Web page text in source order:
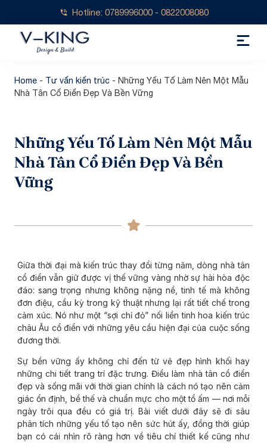
Hotline: 0789996000 - 0822008080
Home - Tư vấn kiến trúc - Những Yếu Tố Làm Nên Một Mẫu
Nhà Tân Cổ Điển Đẹp Và Bền Vững
Những Yếu Tố Làm Nên Một Mẫu
Nhà Tân Cổ Điển Đẹp Và Bền
Vững
Giữa thời đại mà kiến trúc thay đổi từng năm, dòng nhà tân
cổ điển vẫn giữ được vị thế vững vàng nhờ sự hài hòa độc
đáo: sang trọng nhưng không nặng nề, tinh tế mà không
đơn điệu, cầu kỳ trong kỹ thuật nhưng lại rất tiết chế trong
cảm xúc. Nó như một “sợi chỉ đỏ” nối liền tinh hoa kiến trúc
châu Âu cổ điển với những yêu cầu hiện đại của cuộc sống
đương thời.
Sự bền vững ấy không chỉ đến từ vẻ đẹp hình khối hay
những chi tiết trang trí đặc trưng. Điều làm nhà tân cổ điển
đẹp và sống mãi với thời gian chính là cách nó tạo nên cảm
giác ổn định, bề thế và chuẩn mực cho một tổ ấm — nơi mỗi
ngày trôi qua đều có giá trị. Bài viết dưới đây sẽ đi sâu
phân tích những yếu tố tạo nên sức hút ấy, đồng thời giúp
bạn có cái nhìn rõ ràng hơn về tiêu chí thiết kế cũng như